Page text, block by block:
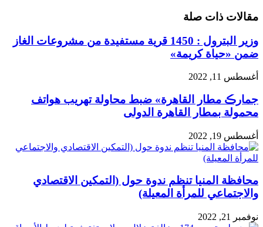
البريد
مقالات ذات صلة
وزير البترول : 1450 قرية مستفيدة من مشروعات الغاز
ضمن «حياة كريمة»
أغسطس 11, 2022
جمارڪ مطار القاهرة» ضبط محاولة تهريب هواتف
محمولة بمطار القاهرة الدولى
أغسطس 19, 2022
محافظة المنيا تنظم ندوة حول (التمكين الاقتصادي
والاجتماعي للمرأة المعيلة)
نوفمبر 21, 2022